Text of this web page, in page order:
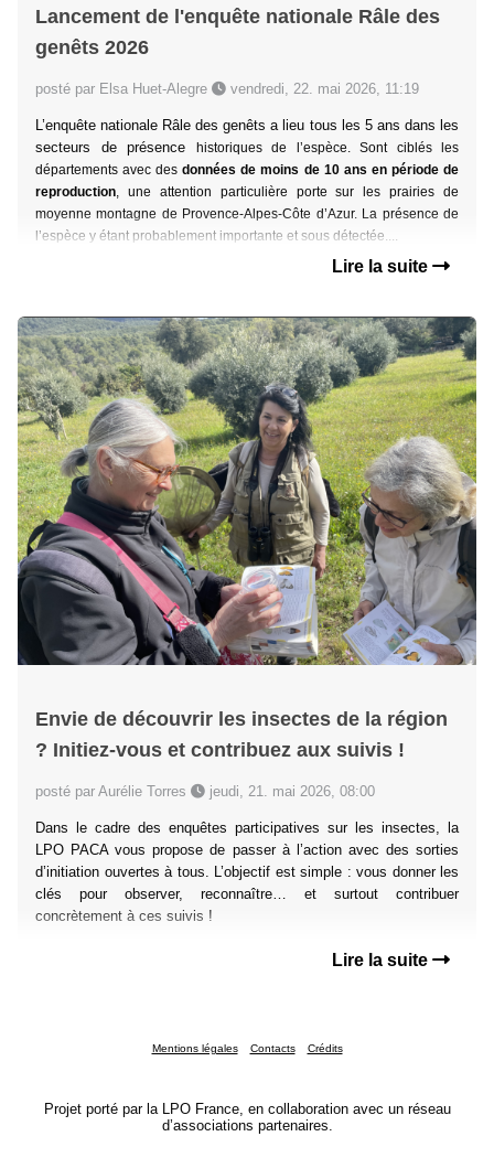
Lancement de l'enquête nationale Râle des
genêts 2026
posté par Elsa Huet-Alegre vendredi, 22. mai 2026, 11:19
L’enquête nationale Râle des genêts a lieu tous les 5 ans dans les
secteurs de présence
historiques de l’espèce. Sont ciblés les
départements avec desdonnées de moins de 10 ans en période de
reproduction, une attention particulière porte sur les prairies de
moyenne montagne de Provence-Alpes-Côte d’Azur. La présence de
l’espèce y étant probablement importante et sous détectée....
Lire la suite
Envie de découvrir les insectes de la région
? Initiez-vous et contribuez aux suivis !
posté par Aurélie Torres jeudi, 21. mai 2026, 08:00
Dans le cadre des enquêtes participatives sur les insectes, la
LPO PACA vous propose de passer à l’action avec des sorties
d’initiation ouvertes à tous. L’objectif est simple : vous donner les
clés pour observer, reconnaître… et surtout contribuer
concrètement à ces suivis !
Lire la suite
Mentions légales Contacts Crédits
Projet porté par la LPO France, en collaboration avec un réseau
d’associations partenaires.